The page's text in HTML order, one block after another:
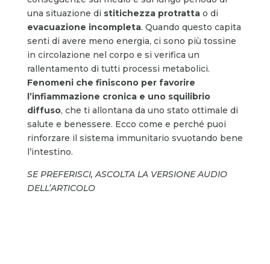
una situazione di stitichezza protrattao di
evacuazione incompleta. Quando questo capita
senti di avere meno energia, ci sono più tossine
in circolazione nel corpo e si verifica un
rallentamento di tutti processi metabolici.
Fenomeni che finiscono per favorire
l’infiammazione cronica e uno squilibrio
diffuso, che ti allontana da uno stato ottimale di
salute e benessere. Ecco come e perché puoi
rinforzare il sistema immunitario svuotando bene
l’intestino.
SE PREFERISCI, ASCOLTA LA VERSIONE AUDIO
DELL’ARTICOLO